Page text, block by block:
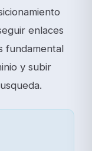
enlaces
fundamental
y subir